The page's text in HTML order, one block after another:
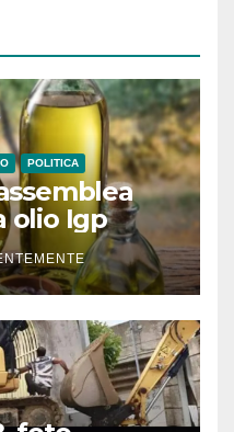
POLITICA
olio Igp